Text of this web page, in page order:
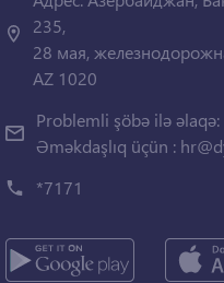
235,
28 мая,
AZ 1020
Problemli şöbə ilə əlaqə:
Əməkdaşlıq üçün :
*7171